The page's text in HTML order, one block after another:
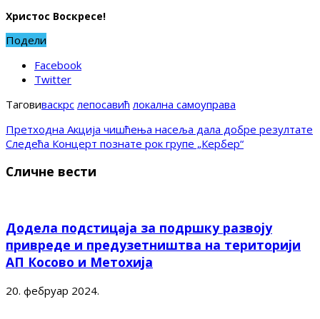
Христос Воскресе!
Подели
Facebook
Twitter
Таговиваскрс лепосавић локална самоуправа
Претходна Акција чишћења насеља дала добре резултате
Следећа Концерт познате рок групе „Кербер“
Сличне вести
Додела подстицаја за подршку развоју
привреде и предузетништва на територији
АП Косово и Метохија
20. фебруар 2024.